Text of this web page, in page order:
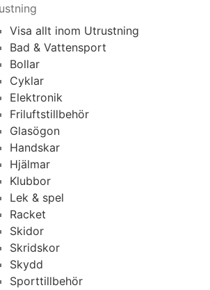
Visa allt inom Utrustning
Bad & Vattensport
Bollar
Cyklar
Elektronik
Friluftstillbehör
Glasögon
Handskar
Hjälmar
Klubbor
Lek & spel
Racket
Skidor
Skridskor
Skydd
Sporttillbehör